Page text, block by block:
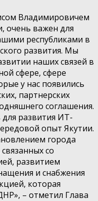
Владимировичем
очень важен для
республиками в
развития. Мы
наших связей в
сфере, сфере
у нас появились
партнерских
соглашения.
развития ИТ-
опыт Якутии.
города
со
развитием
и снабжения
которая
– отметил Глава